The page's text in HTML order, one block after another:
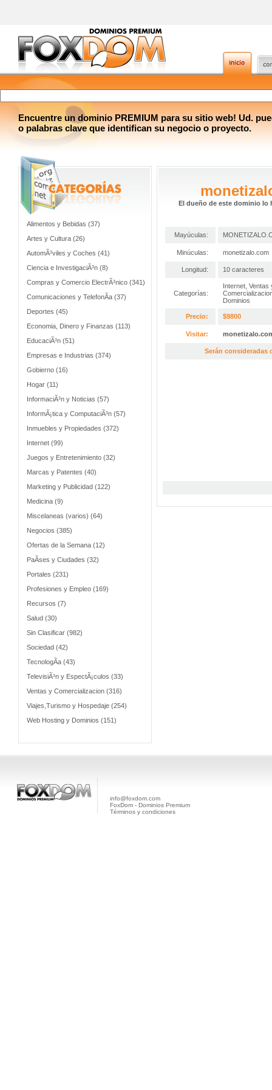
Encuentre un dominio PREMIUM para su sitio web! Ud.
o palabras clave que identifican su negocio o proyecto.
Alimentos y Bebidas (37)
Artes y Cultura (26)
AutomÃ³viles y Coches (41)
Ciencia e InvestigaciÃ³n (8)
Compras y Comercio ElectrÃ³nico (341)
Comunicaciones y TelefonÃ­a (37)
Deportes (45)
Economia, Dinero y Finanzas (113)
EducaciÃ³n (51)
Empresas e Industrias (374)
Gobierno (16)
Hogar (11)
InformaciÃ³n y Noticias (57)
InformÃ¡tica y ComputaciÃ³n (57)
Inmuebles y Propiedades (372)
Internet (99)
Juegos y Entretenimiento (32)
Marcas y Patentes (40)
Marketing y Publicidad (122)
Medicina (9)
Miscelaneas (varios) (64)
Negocios (385)
Ofertas de la Semana (12)
PaÃ­ses y Ciudades (32)
Portales (231)
Profesiones y Empleo (169)
Recursos (7)
Salud (30)
Sin Clasificar (982)
Sociedad (42)
TecnologÃ­a (43)
TelevisiÃ³n y EspectÃ¡culos (33)
Ventas y Comercializacion (316)
Viajes,Turismo y Hospedaje (254)
Web Hosting y Dominios (151)
El dueño de este dominio lo
Mayúculas:
Minúculas: monetizalo.com
Longitud: 10 caracteres
Categorías:
Internet Ventas
Dominios
Precio: $9800
Visitar:
Serán consideradas
info@foxdom.com
FoxDom - Dominios Premium
Términos y condiciones